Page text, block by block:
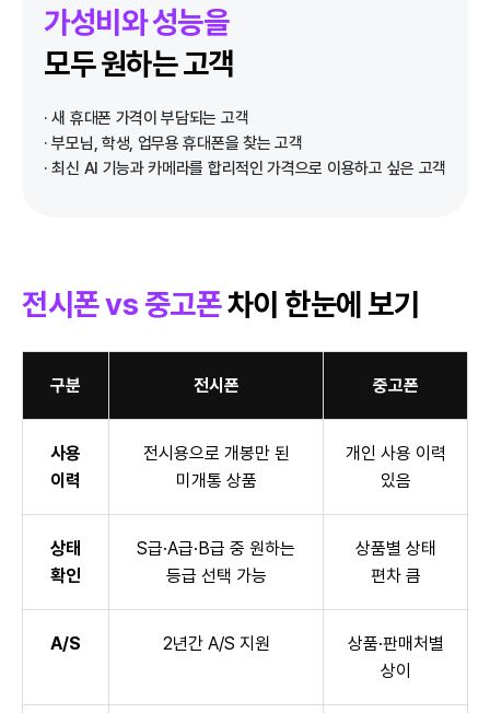
가성비와 성능을
모두 원하는 고객
· 새 휴대폰 가격이 부담되는 고객
· 부모님, 학생, 업무용 휴대폰을 찾는 고객
· 최신 AI 기능과 카메라를 합리적인 가격으로 이용하고 싶은 고객
전시폰 vs 중고폰차이 한눈에 보기
구분 전시폰 중고폰
사용
이력
전시용으로 개봉만 된
미개통 상품
개인 사용 이력
있음
상태
확인
S급·A급·B급 중 원하는
등급 선택 가능
상품별 상태
편차 큼
A/S 2년간 A/S 지원
상품·판매처별
상이